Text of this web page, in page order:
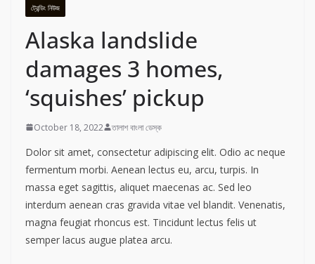
ট্রেন্ডিং নিউজ
Alaska landslide
damages 3 homes,
‘squishes’ pickup
October 18, 2022 তালাশ বাংলা ডেস্ক
Dolor sit amet, consectetur adipiscing elit. Odio ac neque
fermentum morbi. Aenean lectus eu, arcu, turpis. In
massa eget sagittis, aliquet maecenas ac. Sed leo
interdum aenean cras gravida vitae vel blandit. Venenatis,
magna feugiat rhoncus est. Tincidunt lectus felis ut
semper lacus augue platea arcu.